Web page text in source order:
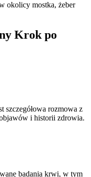
okolicy mostka, żeber
Krok po
szczegółowa rozmowa z
i historii zdrowia.
badania krwi, w tym